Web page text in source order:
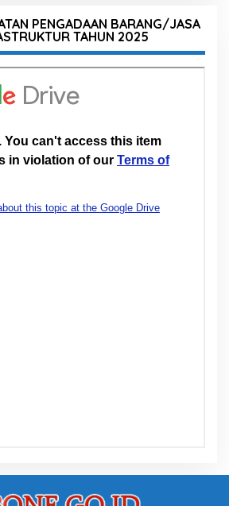
PENGADAAN BARANG/JASA
TAHUN 2025